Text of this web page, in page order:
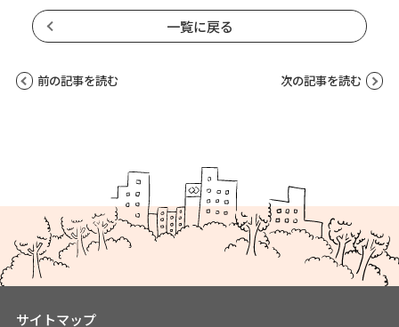
一覧に戻る
前の記事を読む 次の記事を読む
サイトマップ